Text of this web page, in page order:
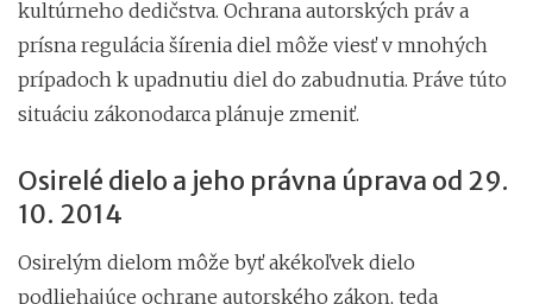
kultúrneho dedičstva. Ochrana autorských práv a
prísna regulácia šírenia diel môže viesť v mnohých
prípadoch k upadnutiu diel do zabudnutia. Práve túto
situáciu zákonodarca plánuje zmeniť.
Osirelé dielo a jeho právna úprava od 29.
10. 2014
Osirelým dielom môže byť akékoľvek dielo
podliehajúce ochrane autorského zákon, teda